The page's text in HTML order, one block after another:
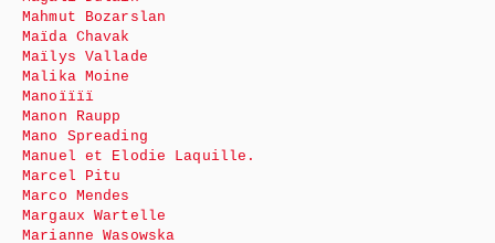
Mahmut Bozarslan
Maïda Chavak
Maïlys Vallade
Malika Moine
Manoïïïï
Manon Raupp
Mano Spreading
Manuel et Elodie Laquille.
Marcel Pitu
Marco Mendes
Margaux Wartelle
Marianne Wasowska